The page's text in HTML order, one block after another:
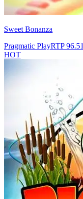
Sweet Bonanza
Pragmatic PlayRTP96.51
HOT